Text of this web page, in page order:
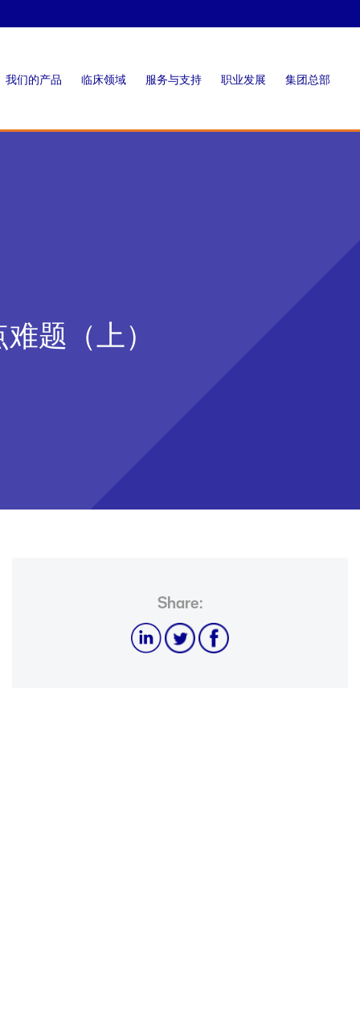
我们的产品 临床领域 服务与支持 职业发展 集团总部
题（上）
Share: